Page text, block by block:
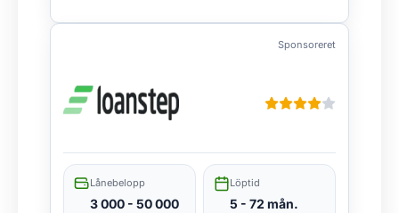
Sponsoreret
Lånebelopp
3 000 - 50 000
Löptid
5 - 72 mån.